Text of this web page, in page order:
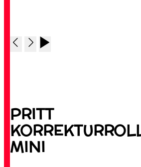
PRITT
MINI